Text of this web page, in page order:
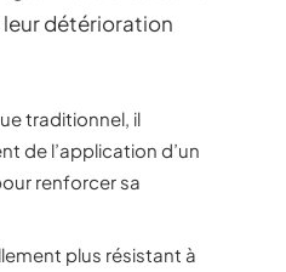
détérioration
traditionnel, il
de l’application d’un
renforcer sa
plus résistant à